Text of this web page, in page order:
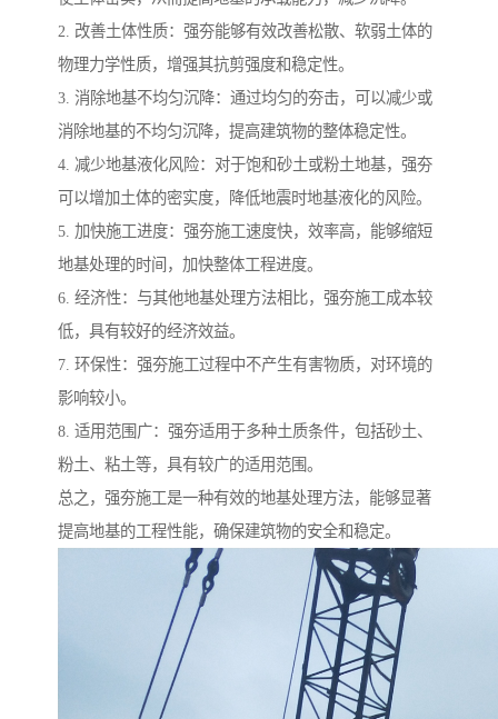
2. 改善土体性质：强夯能够有效改善松散、软弱土体的
物理力学性质，增强其抗剪强度和稳定性。
3. 消除地基不均匀沉降：通过均匀的夯击，可以减少或
消除地基的不均匀沉降，提高建筑物的整体稳定性。
4. 减少地基液化风险：对于饱和砂土或粉土地基，强夯
可以增加土体的密实度，降低地震时地基液化的风险。
5. 加快施工进度：强夯施工速度快，效率高，能够缩短
地基处理的时间，加快整体工程进度。
6. 经济性：与其他地基处理方法相比，强夯施工成本较
低，具有较好的经济效益。
7. 环保性：强夯施工过程中不产生有害物质，对环境的
影响较小。
8. 适用范围广：强夯适用于多种土质条件，包括砂土、
粉土、粘土等，具有较广的适用范围。
总之，强夯施工是一种有效的地基处理方法，能够显著
提高地基的工程性能，确保建筑物的安全和稳定。